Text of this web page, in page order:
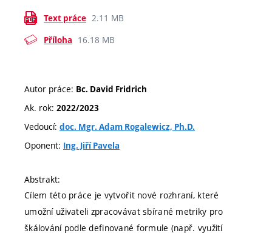
Text práce 2.11 MB
Příloha 16.18 MB
Autor práce: Bc. David Fridrich
Ak. rok: 2022/2023
Vedoucí: doc. Mgr. Adam Rogalewicz, Ph.D.
Oponent: Ing. Jiří Pavela
Abstrakt:
Cílem této práce je vytvořit nové rozhraní, které
umožní uživateli zpracovávat sbírané metriky pro
škálování podle definované formule (např. využití